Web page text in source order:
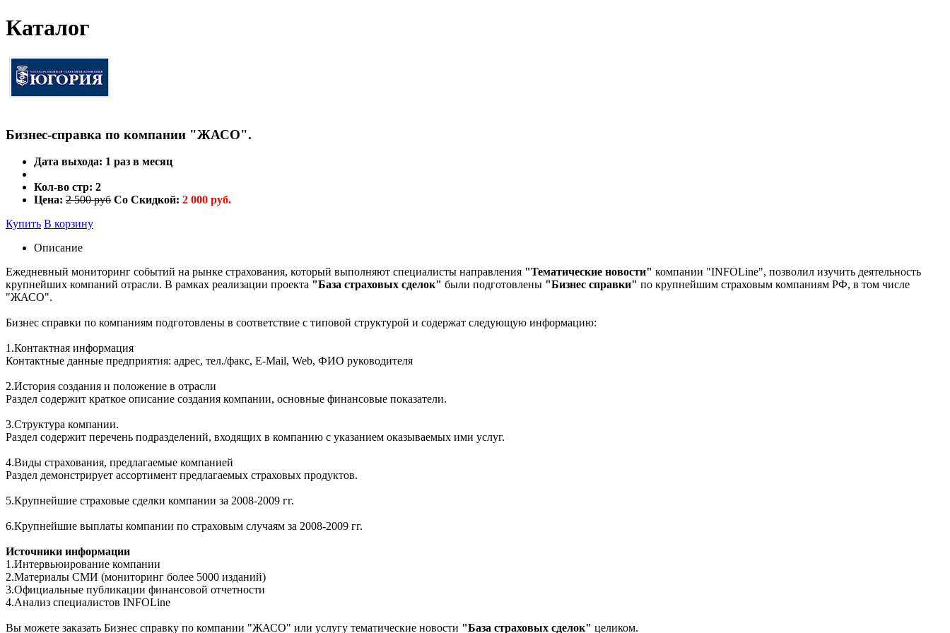
Каталог
Бизнес-справка по компании "ЖАСО".
Дата выхода: 1 раз в месяц
Кол-во стр: 2
Цена: 2 500 руб Со Скидкой: 2 000 руб.
Купить В корзину
Описание
Ежедневный мониторинг событий на рынке страхования, который выполняют специалисты направления "Тематические новости" компании "INFOLine", позволил изучить деятельность
крупнейших компаний отрасли. В рамках реализации проекта "База страховых сделок" были подготовлены "Бизнес справки" по крупнейшим страховым компаниям РФ, в том числе
"ЖАСО".
Бизнес справки по компаниям подготовлены в соответствие с типовой структурой и содержат следующую информацию:
1.Контактная информация
Контактные данные предприятия: адрес, тел./факс, E-Mail, Web, ФИО руководителя
2.История создания и положение в отрасли
Раздел содержит краткое описание создания компании, основные финансовые показатели.
3.Структура компании.
Раздел содержит перечень подразделений, входящих в компанию с указанием оказываемых ими услуг.
4.Виды страхования, предлагаемые компанией
Раздел демонстрирует ассортимент предлагаемых страховых продуктов.
5.Крупнейшие страховые сделки компании за 2008-2009 гг.
6.Крупнейшие выплаты компании по страховым случаям за 2008-2009 гг.
Источники информации
1.Интервьюирование компании
2.Материалы СМИ (мониторинг более 5000 изданий)
3.Официальные публикации финансовой отчетности
4.Анализ специалистов INFOLine
Вы можете заказать Бизнес справку по компании "ЖАСО" или услугу тематические новости "База страховых сделок" целиком.